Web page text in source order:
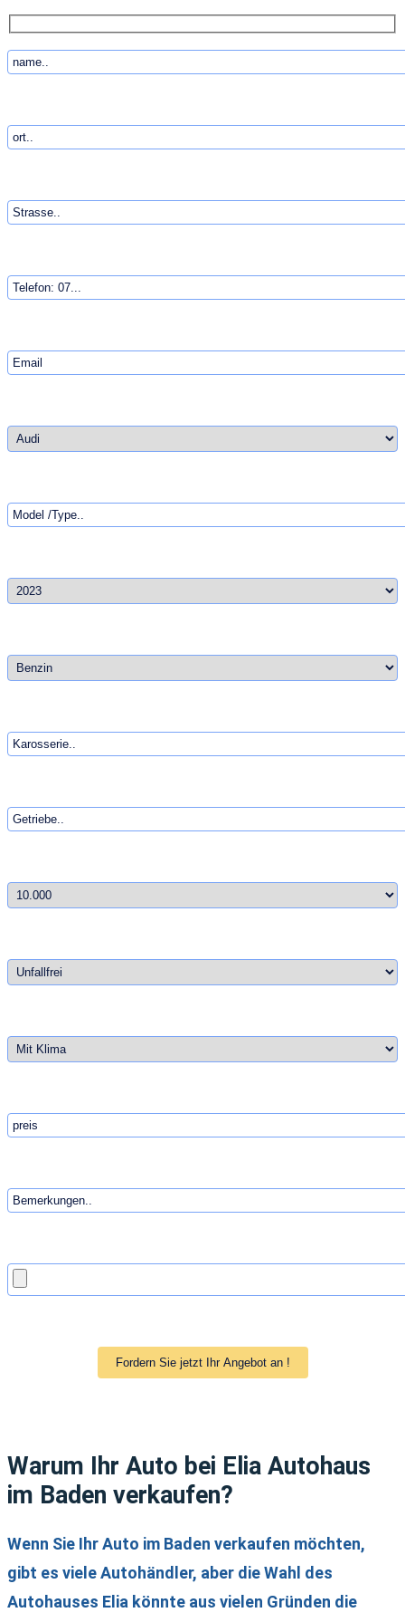
Warum Ihr Auto bei Elia Autohaus
im Baden verkaufen?
Wenn Sie Ihr Auto im Baden verkaufen möchten,
gibt es viele Autohändler, aber die Wahl des
Autohauses Elia könnte aus vielen Gründen die